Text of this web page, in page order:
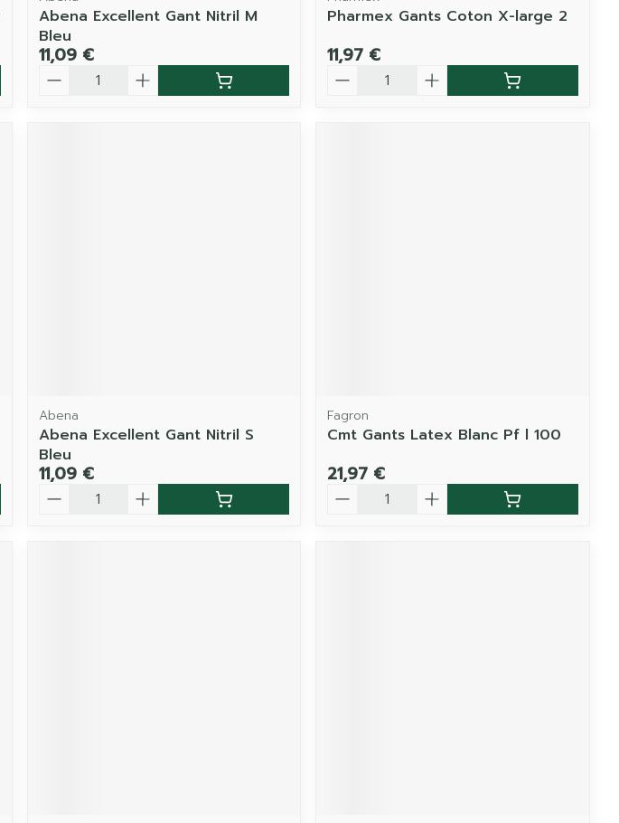
Abena Excellent Gant Nitril M
Bleu
11,09 €
Quantité
Pharmex Gants Coton X-large 2
11,97 €
Quantité
Abena
Abena Excellent Gant Nitril S
Bleu
11,09 €
Quantité
Fagron
Cmt Gants Latex Blanc Pf l 100
21,97 €
Quantité